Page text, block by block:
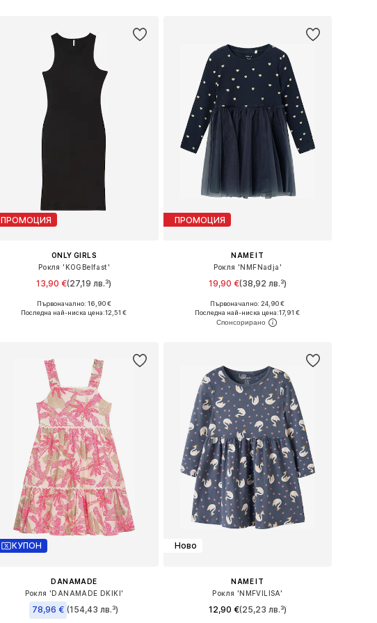
ПРОМОЦИЯ
ONLY GIRLS
Рокля 'KOGBelfast'
13,90 €(27,19 лв.³)
Първоначално: 16,90 €
Последна най-ниска цена:12,51 €
ПРОМОЦИЯ
NAME IT
Рокля 'NMFNadja'
19,90 €(38,92 лв.³)
+1
Предлага се в много размери
Добави в кошницата
Първоначално: 24,90 €
Последна най-ниска цена:17,91 €
КУПОН
DANAMADE
Рокля 'DANAMADE DKIKI'
78,96 € (154,43 лв.³)
Ново
NAME IT
Рокля 'NMFVILISA'
12,90 €(25,23 лв.³)